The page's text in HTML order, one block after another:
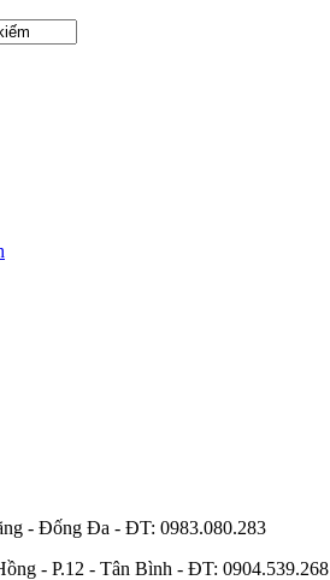
- Đống Đa - ĐT: 0983.080.283
- P.12 - Tân Bình - ĐT: 0904.539.268